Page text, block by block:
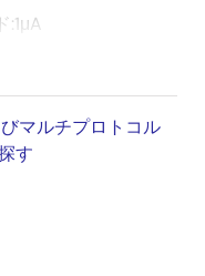
:1μA
圧範囲
流制限およびサーマ
マルチプロトコル
す